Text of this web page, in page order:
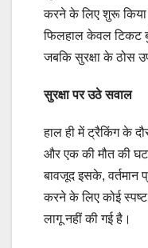
करने के लिए शुरू किया
फिलहाल केवल टिकट
जबकि सुरक्षा के ठोस
सुरक्षा पर उठे सवाल
हाल ही में ट्रैकिंग के
और एक की मौत की
बावजूद इसके, वर्तमान
करने के लिए कोई
लागू नहीं की गई है।